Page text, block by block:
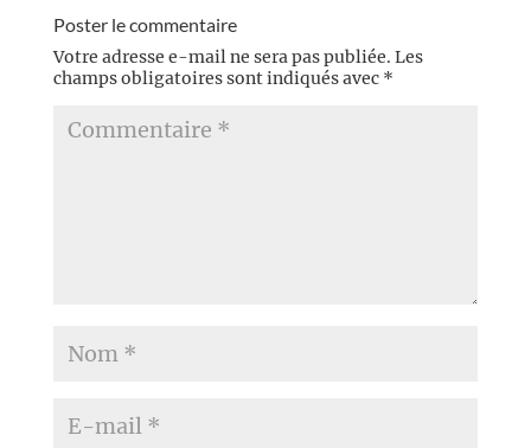
Poster le commentaire
Votre adresse e-mail ne sera pas publiée. Les
champs obligatoires sont indiqués avec *